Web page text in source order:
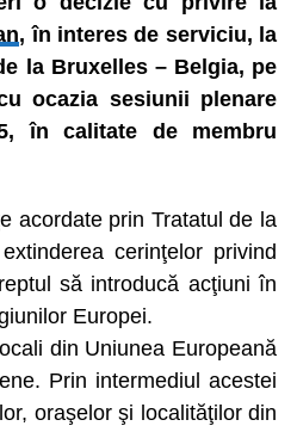
, în interes de serviciu, la
la Bruxelles – Belgia, pe
ocazia sesiunii plenare
în calitate de membru
acordate prin Tratatul de la
cerinţelor privind
să introducă acţiuni în
Europei.
din Uniunea Europeană
Prin intermediul acestei
oraşelor şi localităţilor din